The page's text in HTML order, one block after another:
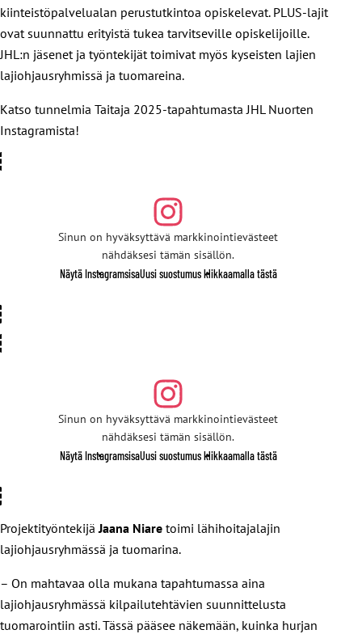
kiinteistöpalvelualan perustutkintoa opiskelevat. PLUS-lajit
ovat suunnattu erityistä tukea tarvitseville opiskelijoille.
JHL:n jäsenet ja työntekijät toimivat myös kyseisten lajien
lajiohjausryhmissä ja tuomareina.
Katso tunnelmia Taitaja 2025-tapahtumasta JHL Nuorten
Instagramista!
Sinun on hyväksyttävä markkinointievästeet
nähdäksesi tämän sisällön.
Näytä InstagramsisaUusi suostumus klikkaamalla tästä
Sinun on hyväksyttävä markkinointievästeet
nähdäksesi tämän sisällön.
Näytä InstagramsisaUusi suostumus klikkaamalla tästä
Projektityöntekijä Jaana Niare toimi lähihoitajalajin
lajiohjausryhmässä ja tuomarina.
– On mahtavaa olla mukana tapahtumassa aina
lajiohjausryhmässä kilpailutehtävien suunnittelusta
tuomarointiin asti. Tässä pääsee näkemään, kuinka hurjan